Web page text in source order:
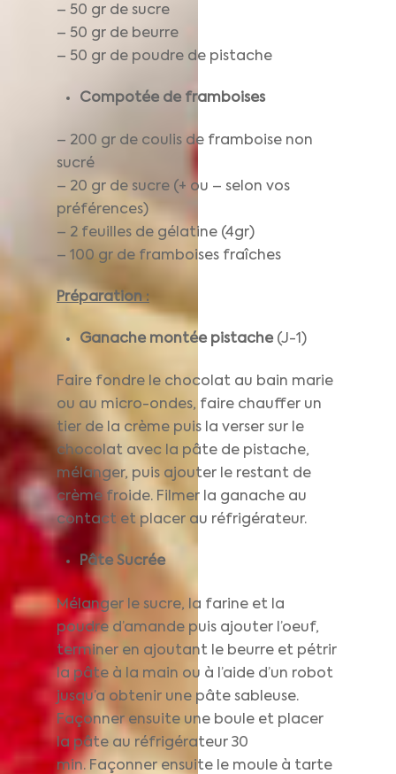
– 50 gr de sucre
– 50 gr de beurre
– 50 gr de poudre de pistache
Compotée de framboises
– 200 gr de coulis de framboise non
sucré
– 20 gr de sucre (+ ou – selon vos
préférences)
– 2 feuilles de gélatine (4gr)
– 100 gr de framboises fraîches
Préparation :
Ganache montée pistache (J-1)
Faire fondre le chocolat au bain marie
ou au micro-ondes, faire chauffer un
tier de la crème puis la verser sur le
chocolat avec la pâte de pistache,
mélanger, puis ajouter le restant de
crème froide. Filmer la ganache au
contact et placer au réfrigérateur.
Pâte Sucrée
Mélanger le sucre, la farine et la
poudre d’amande puis ajouter l’oeuf,
terminer en ajoutant le beurre et pétrir
la pâte à la main ou à l’aide d’un robot
jusqu’a obtenir une pâte sableuse.
Façonner ensuite une boule et placer
la pâte au réfrigérateur 30
min. Façonner ensuite le moule à tarte